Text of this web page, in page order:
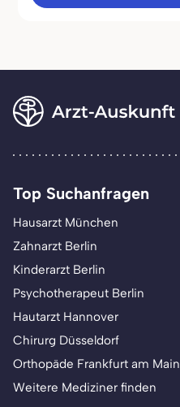
Top Suchanfragen
Hausarzt München
Zahnarzt Berlin
Kinderarzt Berlin
Psychotherapeut Berlin
Hautarzt Hannover
Chirurg Düsseldorf
Orthopäde Frankfurt am Main
Weitere Mediziner finden